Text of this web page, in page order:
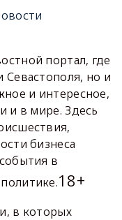
портал, где
но и
и интересное,
и в мире. Здесь
бизнеса
в
18+
в которых